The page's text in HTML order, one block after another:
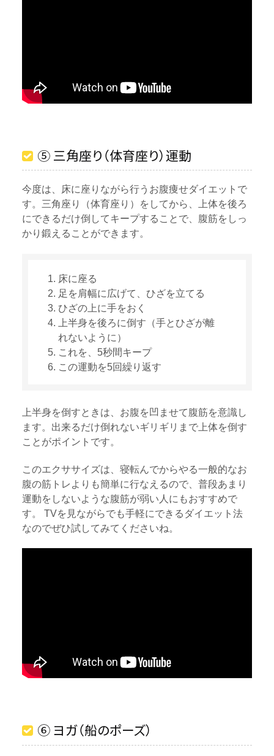
⑤ 三角座り（体育座り）運動
今度は、床に座りながら行うお腹痩せダイエットで
す。三角座り（体育座り）をしてから、上体を後ろ
にできるだけ倒してキープすることで、腹筋をしっ
かり鍛えることができます。
床に座る
足を肩幅に広げて、ひざを立てる
ひざの上に手をおく
上半身を後ろに倒す（手とひざが離
れないように）
これを、5秒間キープ
この運動を5回繰り返す
上半身を倒すときは、お腹を凹ませて腹筋を意識し
ます。出来るだけ倒れないギリギリまで上体を倒す
ことがポイントです。
このエクササイズは、寝転んでからやる一般的なお
腹の筋トレよりも簡単に行なえるので、普段あまり
運動をしないような腹筋が弱い人にもおすすめで
す。 TVを見ながらでも手軽にできるダイエット法
なのでぜひ試してみてくださいね。
⑥ ヨガ（船のポーズ）